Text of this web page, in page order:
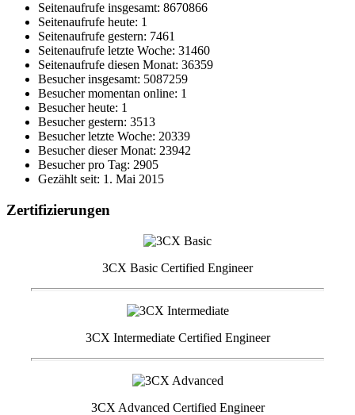
Seitenaufrufe insgesamt: 8670866
Seitenaufrufe heute: 1
Seitenaufrufe gestern: 7461
Seitenaufrufe letzte Woche: 31460
Seitenaufrufe diesen Monat: 36359
Besucher insgesamt: 5087259
Besucher momentan online: 1
Besucher heute: 1
Besucher gestern: 3513
Besucher letzte Woche: 20339
Besucher dieser Monat: 23942
Besucher pro Tag: 2905
Gezählt seit: 1. Mai 2015
Zertifizierungen
3CX Basic Certified Engineer
3CX Intermediate Certified Engineer
3CX Advanced Certified Engineer